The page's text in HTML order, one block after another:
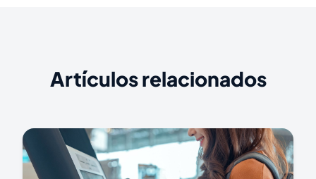
Artículos relacionados